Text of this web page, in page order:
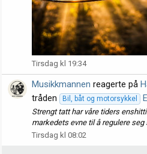
Tirsdag kl 19:34
Musikkmannen reagerte på
tråden
Bil, båt og motorsykkel
Strengt tatt har våre tiders
markedets evne til å regulere
Tirsdag kl 08:02